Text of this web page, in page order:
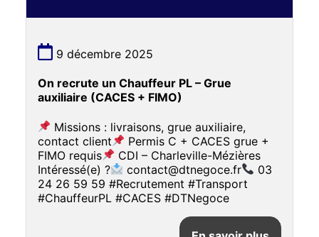
9 décembre 2025
On recrute un Chauffeur PL – Grue
auxiliaire (CACES + FIMO)
Missions : livraisons, grue auxiliaire,
contact client
Permis C + CACES grue +
FIMO requis
CDI – Charleville-Mézières
Intéressé(e) ?
contact@dtnegoce.fr
03
24 26 59 59 #Recrutement #Transport
#ChauffeurPL #CACES #DTNegoce